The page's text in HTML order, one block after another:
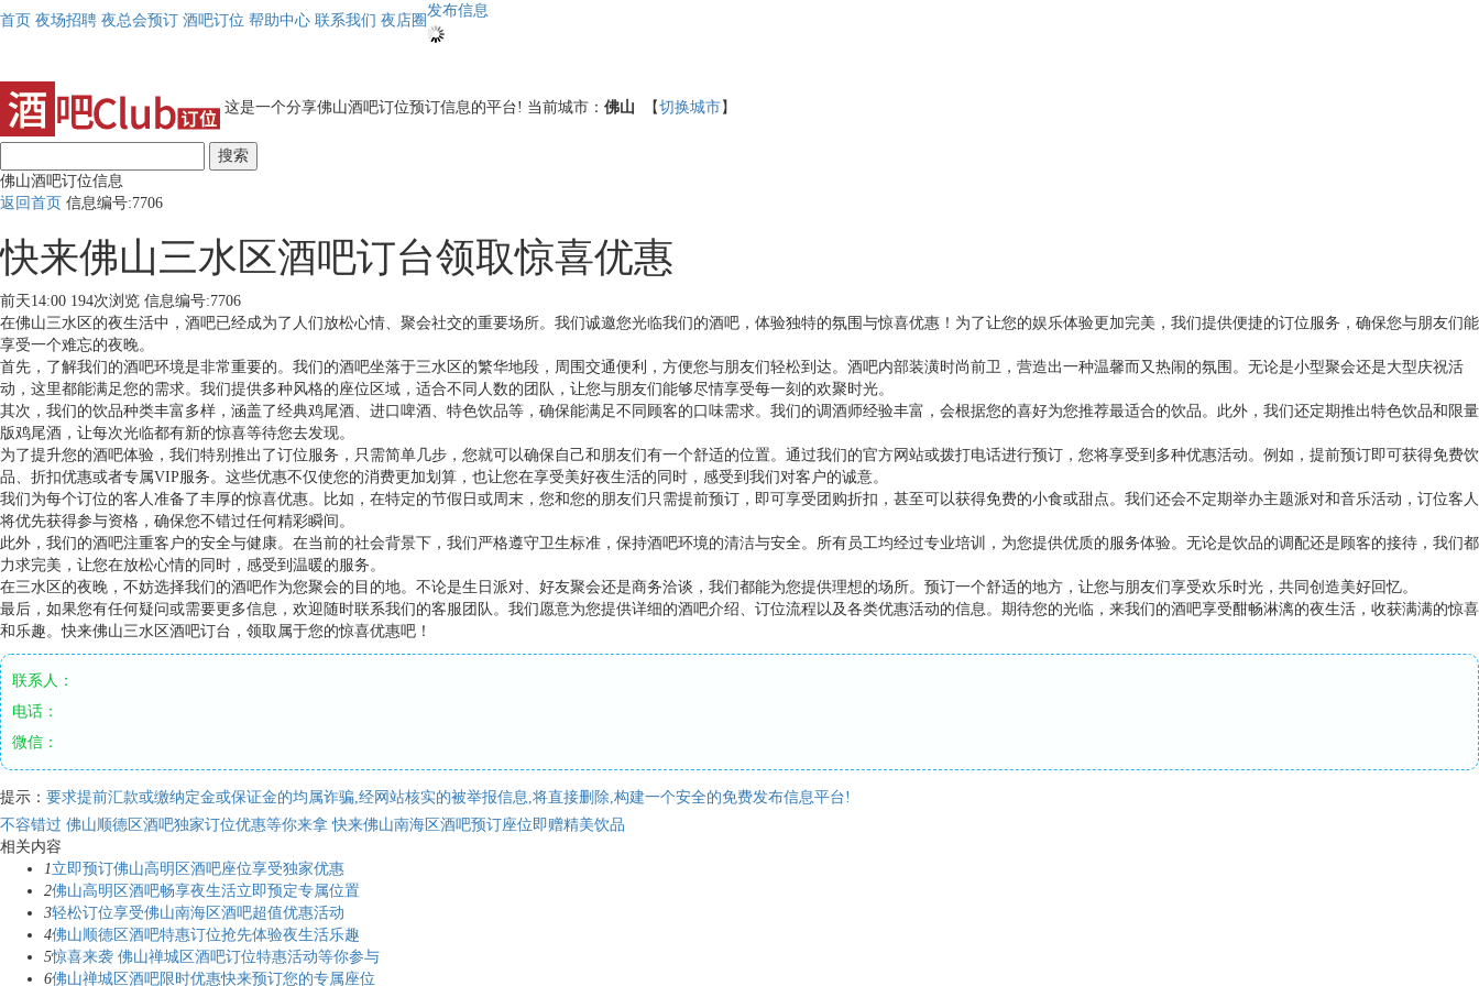
首页 夜场招聘 夜总会预订 酒吧订位 帮助中心 联系我们 夜店圈
发布信息
这是一个分享佛山酒吧订位预订信息的平台! 当前城市： 佛山 【切换城市】
搜索
佛山酒吧订位信息
返回首页 信息编号:7706
快来佛山三水区酒吧订台领取惊喜优惠
前天14:00 194次浏览 信息编号:7706
在佛山三水区的夜生活中，酒吧已经成为了人们放松心情、聚会社交的重要场所。我们诚邀您光临我们的酒吧，体验独特的氛围与惊喜优惠！为了让您的娱乐体验更加完美，我们提供便捷的订位服务，确保您与朋友们能
享受一个难忘的夜晚。
首先，了解我们的酒吧环境是非常重要的。我们的酒吧坐落于三水区的繁华地段，周围交通便利，方便您与朋友们轻松到达。酒吧内部装潢时尚前卫，营造出一种温馨而又热闹的氛围。无论是小型聚会还是大型庆祝活
动，这里都能满足您的需求。我们提供多种风格的座位区域，适合不同人数的团队，让您与朋友们能够尽情享受每一刻的欢聚时光。
其次，我们的饮品种类丰富多样，涵盖了经典鸡尾酒、进口啤酒、特色饮品等，确保能满足不同顾客的口味需求。我们的调酒师经验丰富，会根据您的喜好为您推荐最适合的饮品。此外，我们还定期推出特色饮品和限量
版鸡尾酒，让每次光临都有新的惊喜等待您去发现。
为了提升您的酒吧体验，我们特别推出了订位服务，只需简单几步，您就可以确保自己和朋友们有一个舒适的位置。通过我们的官方网站或拨打电话进行预订，您将享受到多种优惠活动。例如，提前预订即可获得免费饮
品、折扣优惠或者专属VIP服务。这些优惠不仅使您的消费更加划算，也让您在享受美好夜生活的同时，感受到我们对客户的诚意。
我们为每个订位的客人准备了丰厚的惊喜优惠。比如，在特定的节假日或周末，您和您的朋友们只需提前预订，即可享受团购折扣，甚至可以获得免费的小食或甜点。我们还会不定期举办主题派对和音乐活动，订位客人
将优先获得参与资格，确保您不错过任何精彩瞬间。
此外，我们的酒吧注重客户的安全与健康。在当前的社会背景下，我们严格遵守卫生标准，保持酒吧环境的清洁与安全。所有员工均经过专业培训，为您提供优质的服务体验。无论是饮品的调配还是顾客的接待，我们都
力求完美，让您在放松心情的同时，感受到温暖的服务。
在三水区的夜晚，不妨选择我们的酒吧作为您聚会的目的地。不论是生日派对、好友聚会还是商务洽谈，我们都能为您提供理想的场所。预订一个舒适的地方，让您与朋友们享受欢乐时光，共同创造美好回忆。
最后，如果您有任何疑问或需要更多信息，欢迎随时联系我们的客服团队。我们愿意为您提供详细的酒吧介绍、订位流程以及各类优惠活动的信息。期待您的光临，来我们的酒吧享受酣畅淋漓的夜生活，收获满满的惊喜
和乐趣。快来佛山三水区酒吧订台，领取属于您的惊喜优惠吧！
联系人：
电话：
微信：
提示： 要求提前汇款或缴纳定金或保证金的均属诈骗,经网站核实的被举报信息,将直接删除,构建一个安全的免费发布信息平台!
不容错过 佛山顺德区酒吧独家订位优惠等你来拿快来佛山南海区酒吧预订座位即赠精美饮品
相关内容
1立即预订佛山高明区酒吧座位享受独家优惠
2佛山高明区酒吧畅享夜生活立即预定专属位置
3轻松订位享受佛山南海区酒吧超值优惠活动
4佛山顺德区酒吧特惠订位抢先体验夜生活乐趣
5惊喜来袭 佛山禅城区酒吧订位特惠活动等你参与
6佛山禅城区酒吧限时优惠快来预订您的专属座位